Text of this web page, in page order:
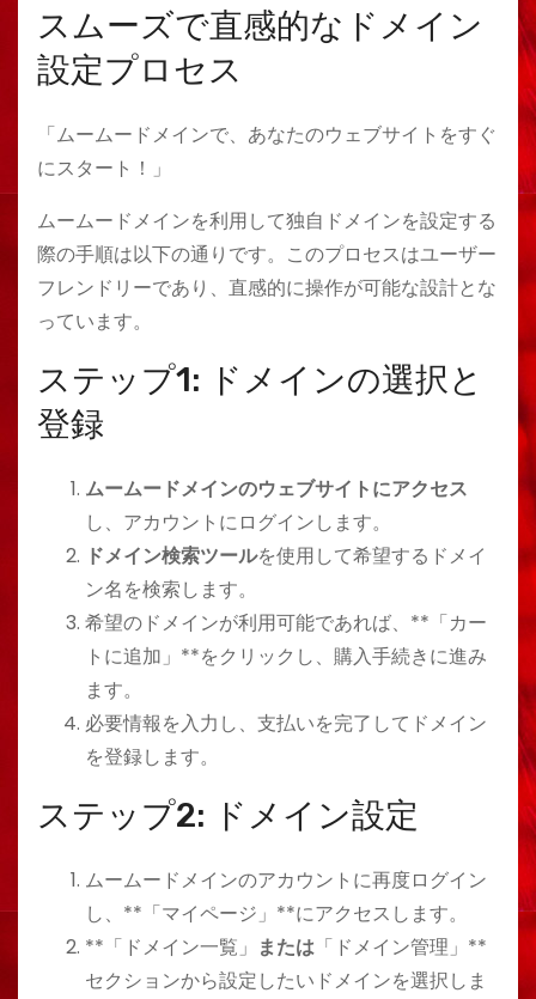
スムーズで直感的なドメイン
設定プロセス
「ムームードメインで、あなたのウェブサイトをすぐ
にスタート！」
ムームードメインを利用して独自ドメインを設定する
際の手順は以下の通りです。このプロセスはユーザー
フレンドリーであり、直感的に操作が可能な設計とな
っています。
ステップ1: ドメインの選択と
登録
ムームードメインのウェブサイトにアクセス
し、アカウントにログインします。
ドメイン検索ツールを使用して希望するドメイ
ン名を検索します。
希望のドメインが利用可能であれば、**「カー
トに追加」**をクリックし、購入手続きに進み
ます。
必要情報を入力し、支払いを完了してドメイン
を登録します。
ステップ2: ドメイン設定
ムームードメインのアカウントに再度ログイン
し、**「マイページ」**にアクセスします。
**「ドメイン一覧」 または 「ドメイン管理」**
セクションから設定したいドメインを選択しま